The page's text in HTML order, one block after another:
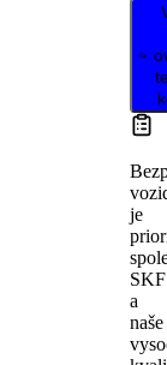
je
SKF
a
naše